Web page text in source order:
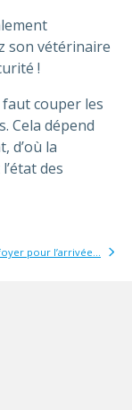
son vétérinaire
!
couper les
Cela dépend
d’où la
des
pour l’arrivée...